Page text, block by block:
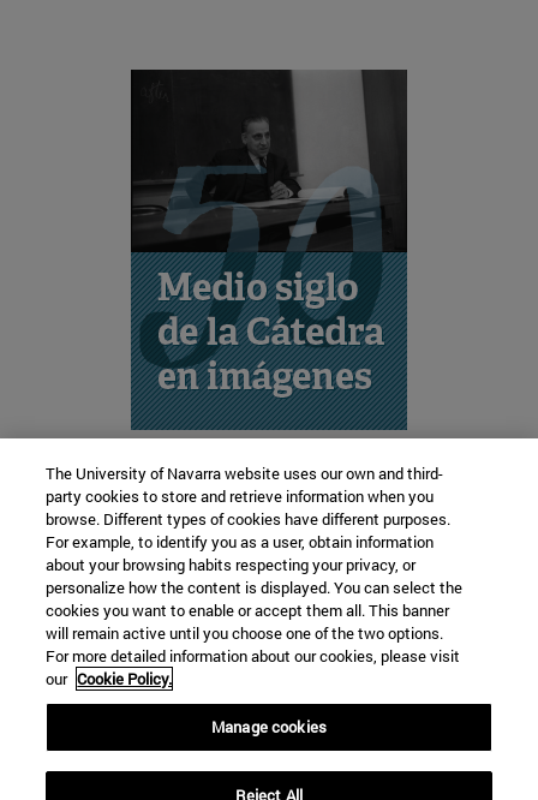
Cátedra de Lengua y Cultura Vasca
Facultad de Filosofía y Letras
Campus Universitario s/n
Navarra
España
The University of Navarra website uses our own and third-
party cookies to store and retrieve information when you
browse. Different types of cookies have different purposes.
For example, to identify you as a user, obtain information
about your browsing habits respecting your privacy, or
personalize how the content is displayed. You can select the
cookies you want to enable or accept them all. This banner
will remain active until you choose one of the two options.
For more detailed information about our cookies, please visit
our Cookie Policy.
Manage cookies
Reject All